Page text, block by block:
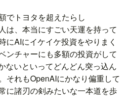
でトヨタを超えたらし
は、本当にすごい天運を持って
にAIにイケイケ投資をやりまく
ンチャーにも多額の投資がして
ないといってどんどん突っ込ん
それもOpenAIにかなり偏重して
に諸刃の剣みたいな一本道を歩